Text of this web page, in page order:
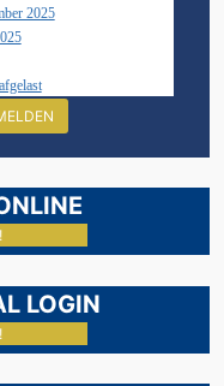
2025
LOGIN